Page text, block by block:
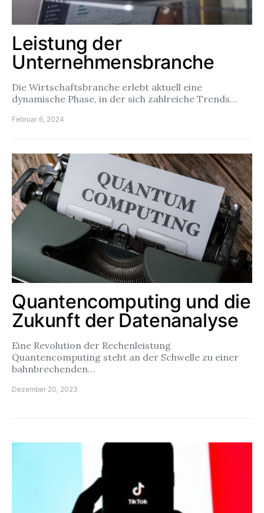
Leistung der
Unternehmensbranche
Die Wirtschaftsbranche erlebt aktuell eine
dynamische Phase, in der sich zahlreiche Trends…
Februar 6, 2024
Quantencomputing und die
Zukunft der Datenanalyse
Eine Revolution der Rechenleistung
Quantencomputing steht an der Schwelle zu einer
bahnbrechenden…
Dezember 20, 2023